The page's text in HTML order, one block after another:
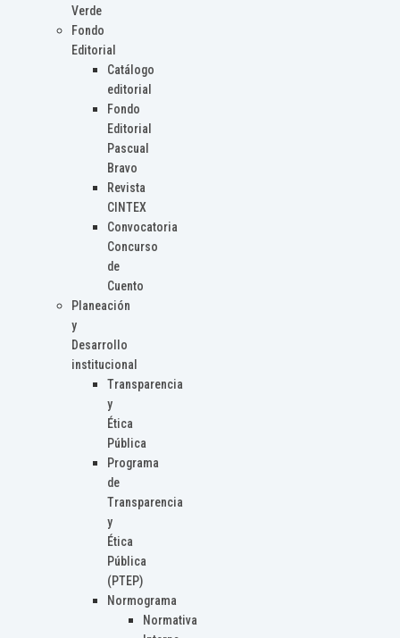
Verde
Fondo
Editorial
Catálogo
editorial
Fondo
Editorial
Pascual
Bravo
Revista
CINTEX
Convocatoria
Concurso
de
Cuento
Planeación
y
Desarrollo
institucional
Transparencia
y
Ética
Pública
Programa
de
Transparencia
y
Ética
Pública
(PTEP)
Normograma
Normativa